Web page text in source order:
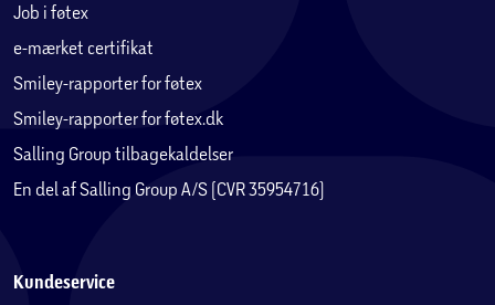
Job i føtex
e-mærket certifikat
Smiley-rapporter for føtex
Smiley-rapporter for føtex.dk
Salling Group tilbagekaldelser
En del af Salling Group A/S (CVR 35954716)
Kundeservice